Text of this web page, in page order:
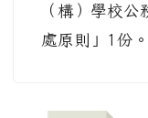
（構）學校
處原則」1份。